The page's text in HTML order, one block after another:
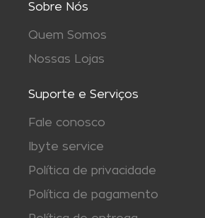
Sobre Nós
Quem Somos
Nossas Lojas
Suporte e Serviços
Fale conosco
Ibyte service
Política de privacidade
Política de pagamento